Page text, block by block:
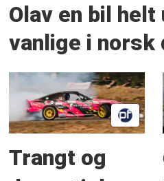
Olav en bil
vanlige i norsk
Trangt og